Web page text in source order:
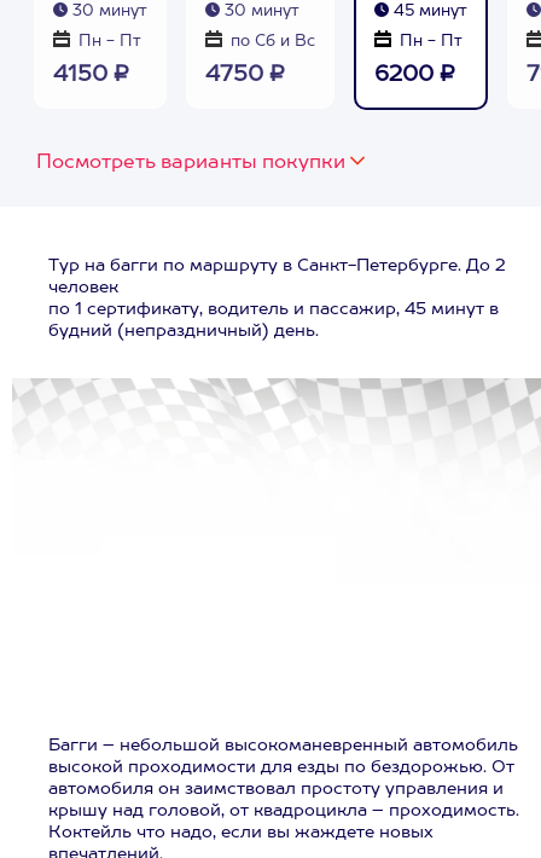
30 минут
Пн - Пт
4150 ₽
30 минут
по Сб и Вс
4750 ₽
45 минут
Пн - Пт
6200 ₽
Посмотреть варианты покупки
Тур на багги по маршруту в Санкт-Петербурге. До 2
человек
по 1 сертификату, водитель и пассажир, 45 минут в
будний (непраздничный) день.
Багги – небольшой высокоманевренный автомобиль
высокой проходимости для езды по бездорожью. От
автомобиля он заимствовал простоту управления и
крышу над головой, от квадроцикла – проходимость.
Коктейль что надо, если вы жаждете новых
впечатлений.